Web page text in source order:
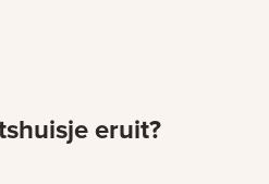
413e-932c-08cab711e326
eruit?